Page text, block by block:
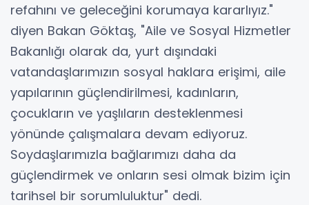
refahını ve geleceğini korumaya kararlıyız."
diyen Bakan Göktaş, "Aile ve Sosyal Hizmetler
Bakanlığı olarak da, yurt dışındaki
vatandaşlarımızın sosyal haklara erişimi, aile
yapılarının güçlendirilmesi, kadınların,
çocukların ve yaşlıların desteklenmesi
yönünde çalışmalara devam ediyoruz.
Soydaşlarımızla bağlarımızı daha da
güçlendirmek ve onların sesi olmak bizim için
tarihsel bir sorumluluktur" dedi.